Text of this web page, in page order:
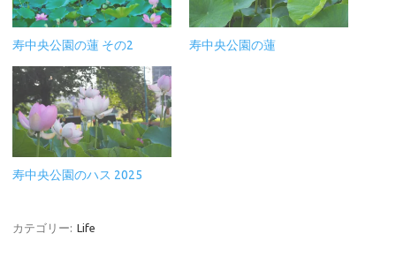
寿中央公園の蓮 その2 寿中央公園の蓮
寿中央公園のハス 2025
カテゴリー: Life